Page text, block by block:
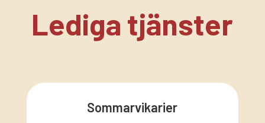
Lediga tjänster
Sommarvikarier